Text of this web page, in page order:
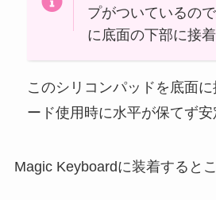
プがついているの
に底面の下部に接着
このシリコンパッドを底面
ード使用時に水平が保てず安
Magic Keyboardに装着すると